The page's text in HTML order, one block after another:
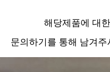
해당제품에 대
문의하기를 통해 남겨